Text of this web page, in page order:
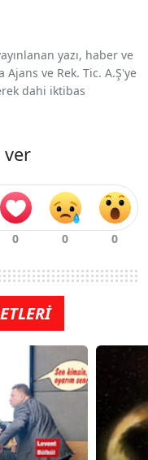
yazı, haber ve
ve Rek. Tic. A.Ş'ye
dahi iktibas
ver